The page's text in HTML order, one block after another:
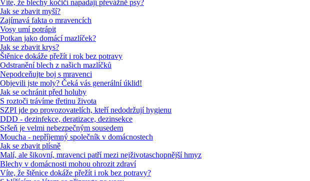
Víte, že blechy kočičí napadají převážně psy?
Jak se zbavit myší?
Zajímavá fakta o mravencích
Vosy umí potrápit
Potkan jako domácí mazlíček?
Jak se zbavit krys?
Štěnice dokáže přežít i rok bez potravy
Odstranění blech z našich mazlíčků
Nepodceňujte boj s mravenci
Objevili jste moly? Čeká vás generální úklid!
Jak se ochránit před holuby
S roztoči trávíme třetinu života
SZPI jde po provozovatelích, kteří nedodržují hygienu
DDD - dezinfekce, deratizace, dezinsekce
Sršeň je velmi nebezpečným sousedem
Moucha - nepříjemný společník v domácnostech
Jak se zbavit plísně
Malí, ale šikovní, mravenci patří mezi nejživotaschopnější hmyz
Blechy v domácnosti mohou ohrozit zdraví
Víte, že štěnice dokáže přežít i rok bez potravy?